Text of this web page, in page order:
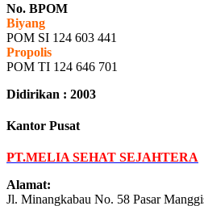
No. BPOM
Biyang
POM SI 124 603 441
Propolis
POM TI 124 646 701
Didirikan : 2003
Kantor Pusat
PT.MELIA SEHAT SEJAHTERA
Alamat:
Jl. Minangkabau No. 58 Pasar